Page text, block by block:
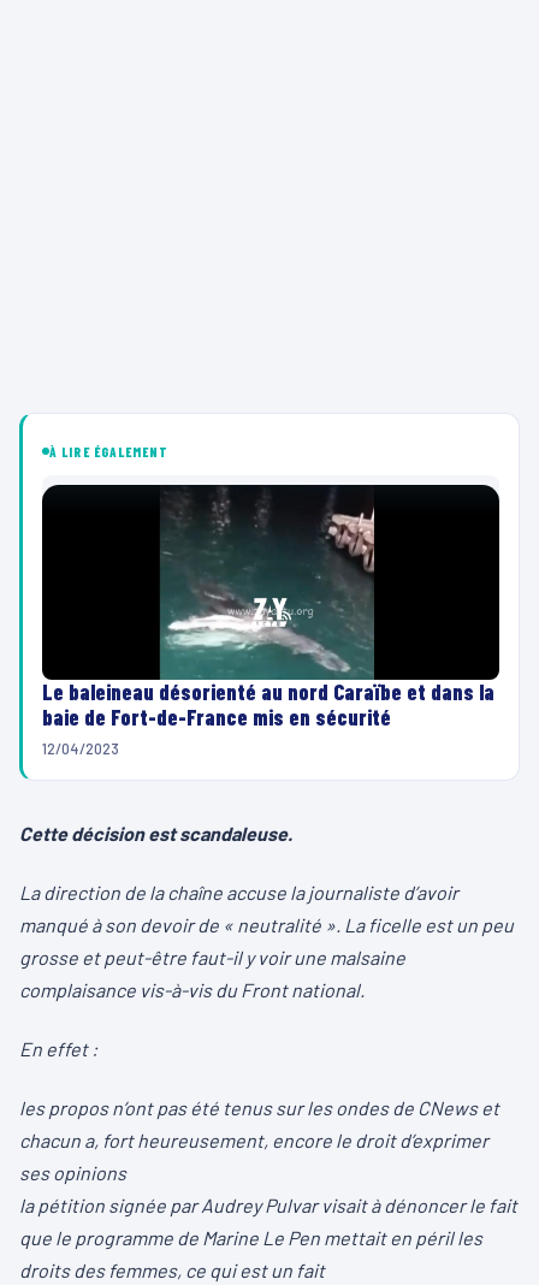
À LIRE ÉGALEMENT
Le baleineau désorienté au nord Caraïbe et dans la
baie de Fort-de-France mis en sécurité
12/04/2023
Cette décision est scandaleuse.
La direction de la chaîne accuse la journaliste d’avoir
manqué à son devoir de « neutralité ». La ficelle est un peu
grosse et peut-être faut-il y voir une malsaine
complaisance vis-à-vis du Front national.
En effet :
les propos n’ont pas été tenus sur les ondes de CNews et
chacun a, fort heureusement, encore le droit d’exprimer
ses opinions
la pétition signée par Audrey Pulvar visait à dénoncer le fait
que le programme de Marine Le Pen mettait en péril les
droits des femmes, ce qui est un fait